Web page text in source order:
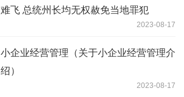
难飞 总统州长均无权赦免当地罪犯
2023-08-17
小企业经营管理（关于小企业经营管理介
绍）
2023-08-17